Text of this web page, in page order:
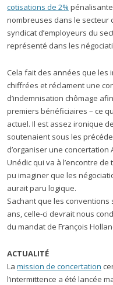
cotisations de 2%
nombreuses dans le secteur
syndicat d’employeurs du
représenté dans les
Cela fait des années que
chiffrées et réclament une
d’indemnisation chômage
premiers bénéficiaires – ce
actuel. Il est assez ironique
soutenaient sous les
d’organiser une concertation
Unédic qui va à l’encontre
pu imaginer que les
aurait paru logique.
Sachant que les
ans, celle-ci devrait nous
du mandat de François
ACTUALITÉ
La mission de concertation
l’intermittence a été lancée